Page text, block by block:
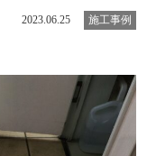
2023.06.25 施工事例